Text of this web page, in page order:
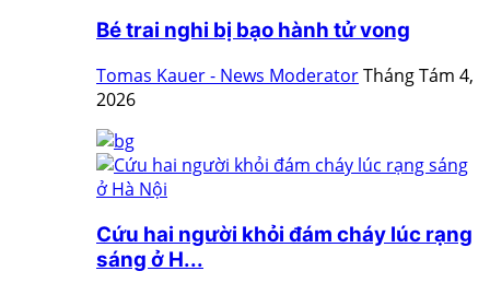
Bé trai nghi bị bạo hành tử vong
Tomas Kauer - News ModeratorTháng Tám 4,
2026
Cứu hai người khỏi đám cháy lúc rạng
sáng ở H...